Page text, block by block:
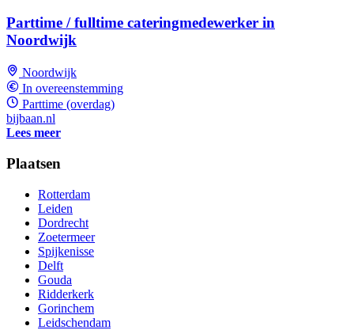
Parttime / fulltime cateringmedewerker in
Noordwijk
Noordwijk
In overeenstemming
Parttime (overdag)
bijbaan.nl
Lees meer
Plaatsen
Rotterdam
Leiden
Dordrecht
Zoetermeer
Spijkenisse
Delft
Gouda
Ridderkerk
Gorinchem
Leidschendam